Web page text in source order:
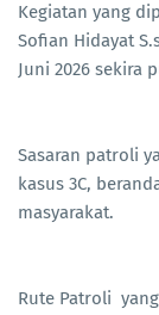
Kegiatan yang
Sofian Hidayat
Juni 2026 sekira
Sasaran patroli
kasus 3C,
masyarakat.
Rute Patroli